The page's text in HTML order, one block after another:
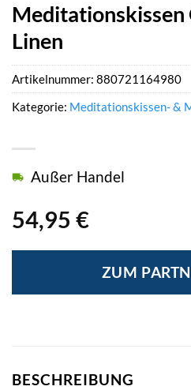
Meditationskissen
Linen
54,95 €
Außer Handel
ZUM
Artikelnummer: 880721164980
Kategorie: Meditationskissen- &
BESCHREIBUNG